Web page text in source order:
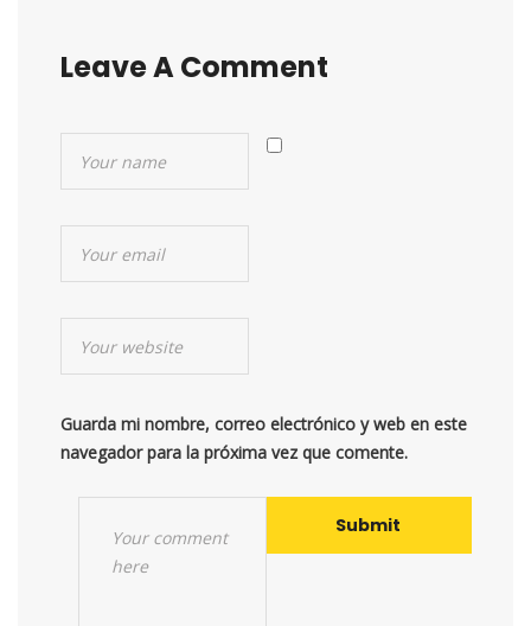
Leave A Comment
Guarda mi nombre, correo electrónico y web en este
navegador para la próxima vez que comente.